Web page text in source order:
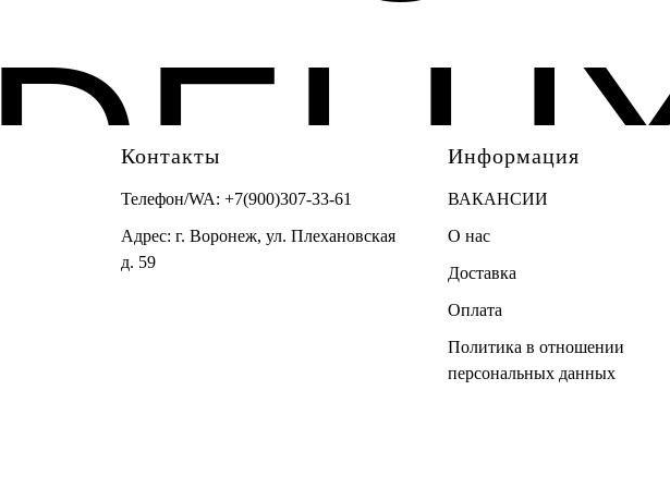
Контакты
Телефон/WA: +7(900)307-33-61
Адрес: г. Воронеж, ул. Плехановская
д. 59
Информация
ВАКАНСИИ
О нас
Доставка
Оплата
Политика в отношении
персональных данных